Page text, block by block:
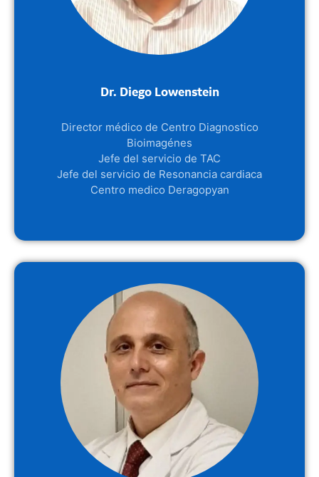
Dr. Diego Lowenstein
Director médico de Centro Diagnostico
Bioimagénes
Jefe del servicio de TAC
Jefe del servicio de Resonancia cardiaca
Centro medico Deragopyan